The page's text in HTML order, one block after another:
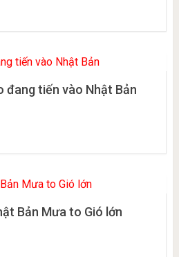
đang tiến vào Nhật Bản
Bản Mưa to Gió lớn